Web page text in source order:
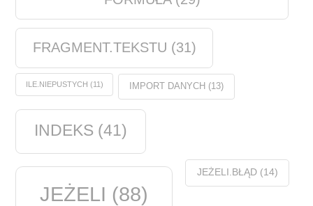
FRAGMENT.TEKSTU (31)
ILE.NIEPUSTYCH (11) IMPORT DANYCH (13)
INDEKS (41)
JEŻELI (88)
JEŻELI.BŁĄD(14)